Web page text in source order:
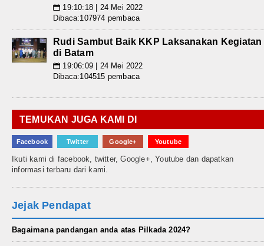
📅 19:10:18 | 24 Mei 2022
Dibaca:107974 pembaca
Rudi Sambut Baik KKP Laksanakan Kegiatan
di Batam
📅 19:06:09 | 24 Mei 2022
Dibaca:104515 pembaca
TEMUKAN JUGA KAMI DI
Facebook Twitter Google+ Youtube
Ikuti kami di facebook, twitter, Google+, Youtube dan dapatkan
informasi terbaru dari kami.
Jejak Pendapat
Bagaimana pandangan anda atas Pilkada 2024?